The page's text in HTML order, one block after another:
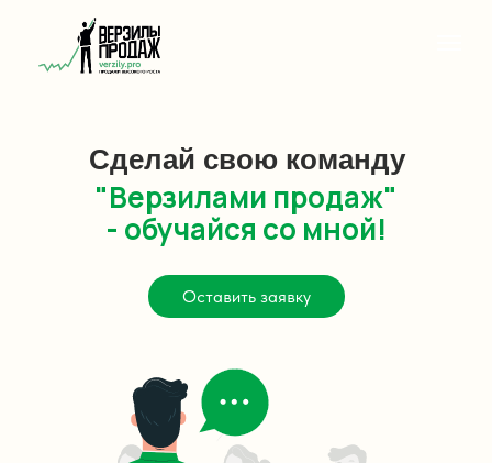
Сделай свою команду
"Верзилами продаж"
- обучайся со мной!
Оставить заявку